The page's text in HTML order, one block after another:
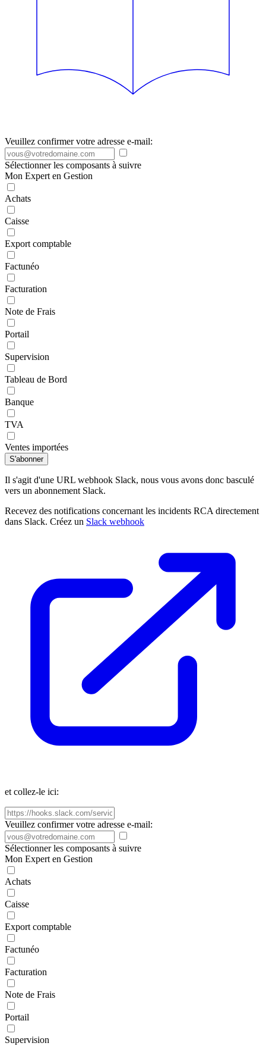
Veuillez confirmer votre adresse e-mail:
Sélectionner les composants à suivre
Mon Expert en Gestion
Achats
Caisse
Export comptable
Factunéo
Facturation
Note de Frais
Portail
Supervision
Tableau de Bord
Banque
TVA
Ventes importées
S'abonner
Il s'agit d'une URL webhook Slack, nous vous avons donc basculé
vers un abonnement Slack.
Recevez des notifications concernant les incidents RCA directement
dans Slack. Créez un Slack webhook
et collez-le ici:
Veuillez confirmer votre adresse e-mail:
Sélectionner les composants à suivre
Mon Expert en Gestion
Achats
Caisse
Export comptable
Factunéo
Facturation
Note de Frais
Portail
Supervision